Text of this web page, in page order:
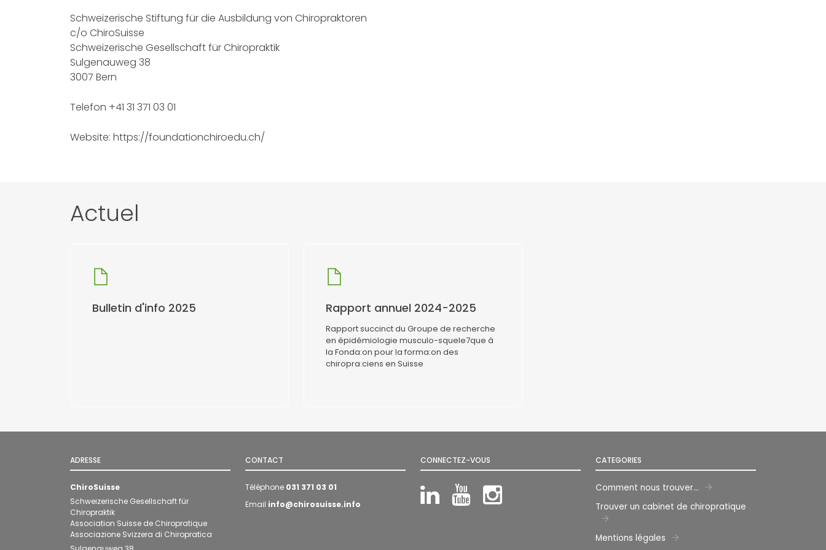
Schweizerische Stiftung für die Ausbildung von Chiropraktoren
c/o ChiroSuisse
Schweizerische Gesellschaft für Chiropraktik
Sulgenauweg 38
3007 Bern
Telefon +41 31 371 03 01
Website: https://foundationchiroedu.ch/
Actuel
Bulletin d'info 2025 Rapport annuel 2024-2025
Rapport succinct du Groupe de recherche
en épidémiologie musculo-squele7que à
la Fonda:on pour la forma:on des
chiropra:ciens en Suisse
ADRESSE
ChiroSuisse
Schweizerische Gesellschaft für
Chiropraktik
Association Suisse de Chiropratique
Associazione Svizzera di Chiropratica
CONTACT
Téléphone 031 371 03 01
Email info@chirosuisse.info
CONNECTEZ-VOUS
LinkedInYouTube
Instagram
CATEGORIES
Comment nous trouver...
Trouver un cabinet de chiropratique
Mentions légales